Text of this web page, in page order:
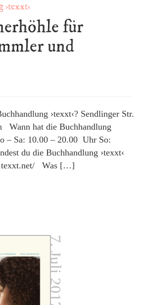
für
und
›texxt‹? Sendlinger Str.
Wann hat die Buchhandlung
– Sa: 10.00 – 20.00 Uhr So:
du die Buchhandlung ›texxt‹
Was […]
7. Juli 2017